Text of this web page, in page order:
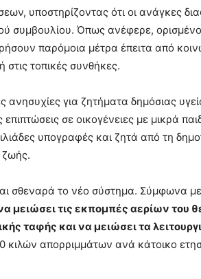
υποστηρίζοντας ότι οι ανάγκες
συμβουλίου. Όπως ανέφερε,
παρόμοια μέτρα έπειτα από
τοπικές συνθήκες.
για ζητήματα δημόσιας
σε οικογένειες με μικρά
υπογραφές και ζητά από τη
ζωής.
σθεναρά το νέο σύστημα. Σύμφωνα με
μειώσει τις εκπομπές αερίων του
ταφής και να μειώσει τα
κιλών απορριμμάτων ανά κάτοικο